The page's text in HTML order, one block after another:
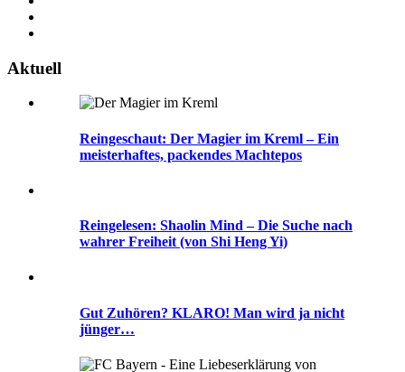
Aktuell
Reingeschaut: Der Magier im Kreml – Ein
meisterhaftes, packendes Machtepos
Reingelesen: Shaolin Mind – Die Suche nach
wahrer Freiheit (von Shi Heng Yi)
Gut Zuhören? KLARO! Man wird ja nicht
jünger…